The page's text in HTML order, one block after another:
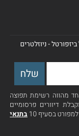
- ניוזלטרים
מהווה רשימת תפוצה
דיוורים פרסומיים
בסעיף 10
בתנאי